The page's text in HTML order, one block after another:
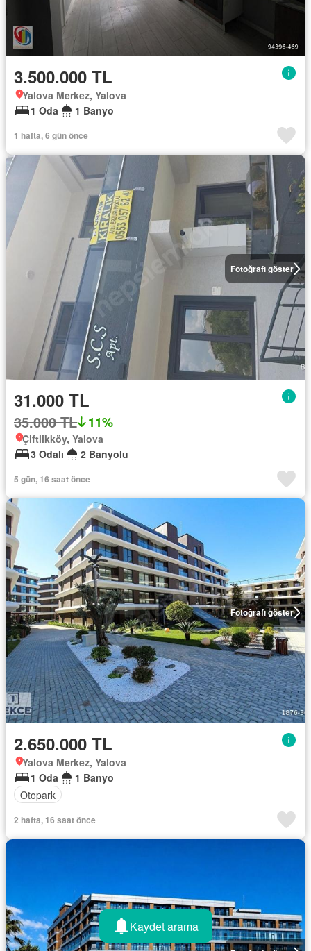
3.500.000 TL
Yalova Merkez, Yalova
1 Oda
1 Banyo
1 hafta, 6 gün önce
Fotoğrafı göster
31.000 TL
35.000 TL 11%
Çiftlikköy, Yalova
3 Odalı
2 Banyolu
5 gün, 16 saat önce
Fotoğrafı göster
2.650.000 TL
Yalova Merkez, Yalova
1 Oda
1 Banyo
Otopark
2 hafta, 16 saat önce
Kaydet arama